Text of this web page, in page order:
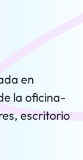
en
la oficina-
escritorio